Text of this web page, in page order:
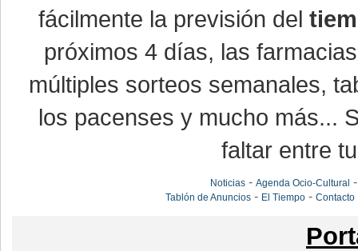
fácilmente la previsión del
próximos 4 días, las
múltiples sorteos semanales,
los pacenses y mucho más...
faltar entre
Noticias -Agenda Ocio-Cultural
Tablón de Anuncios - El Tiempo -Contacto